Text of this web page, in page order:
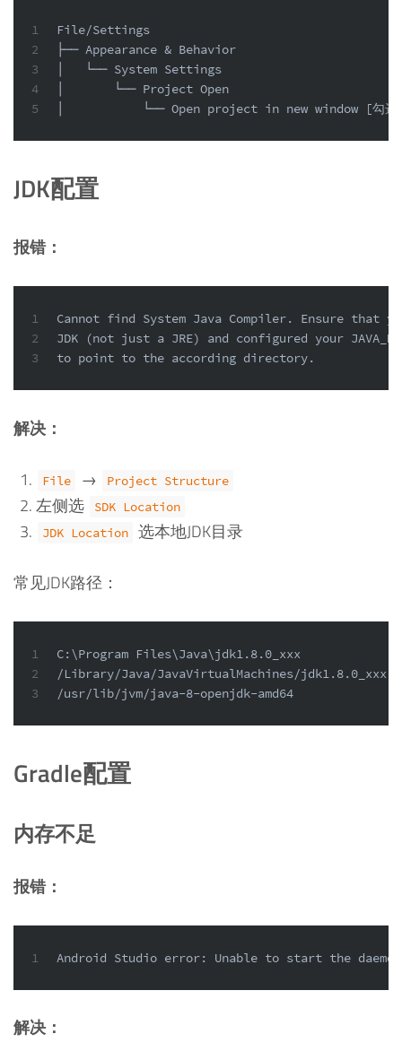
1
2
3
4
5
File/Settings
├── Appearance & Behavior
│   └── System Settings
│       └── Project Open
│           └── Open project in new window [勾
JDK配置
报错：
1
2
3
Cannot find System Java Compiler. Ensure that
JDK (not just a JRE) and configured your
to point to the according directory.
解决：
File → Project Structure
左侧选
SDK Location
JDK Location
选本地JDK目录
常见JDK路径：
1
2
3
C:\Program Files\Java\jdk1.8.0_xxx
/Library/Java/JavaVirtualMachines/
/usr/lib/jvm/java-8-openjdk-amd64
Gradle配置
内存不足
报错：
1 Android Studio error: Unable to start the
解决：